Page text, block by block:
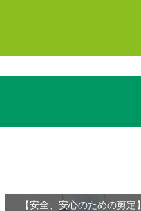
【安全、安心のための剪定】